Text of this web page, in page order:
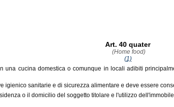
Art. 40 quater
(Home food)
(1)
cucina domestica o comunque in locali adibiti
igienico sanitarie e di sicurezza alimentare e deve essere
o il domicilio del soggetto titolare e l'utilizzo